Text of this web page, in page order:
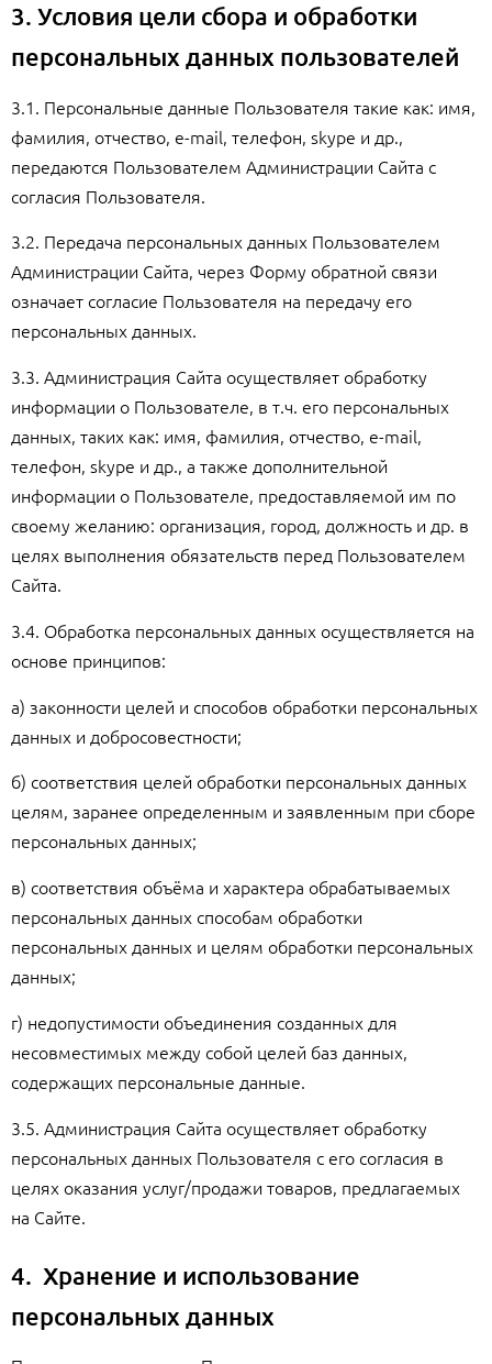
3. Условия цели сбора и обработки
персональных данных пользователей
3.1. Персональные данные Пользователя такие как: имя,
фамилия, отчество, e-mail, телефон, skype и др.,
передаются Пользователем Администрации Сайта с
согласия Пользователя.
3.2. Передача персональных данных Пользователем
Администрации Сайта, через Форму обратной связи
означает согласие Пользователя на передачу его
персональных данных.
3.3. Администрация Сайта осуществляет обработку
информации о Пользователе, в т.ч. его персональных
данных, таких как: имя, фамилия, отчество, e-mail,
телефон, skype и др., а также дополнительной
информации о Пользователе, предоставляемой им по
своему желанию: организация, город, должность и др. в
целях выполнения обязательств перед Пользователем
Сайта.
3.4. Обработка персональных данных осуществляется на
основе принципов:
а) законности целей и способов обработки персональных
данных и добросовестности;
б) соответствия целей обработки персональных данных
целям, заранее определенным и заявленным при сборе
персональных данных;
в) соответствия объёма и характера обрабатываемых
персональных данных способам обработки
персональных данных и целям обработки персональных
данных;
г) недопустимости объединения созданных для
несовместимых между собой целей баз данных,
содержащих персональные данные.
3.5. Администрация Сайта осуществляет обработку
персональных данных Пользователя с его согласия в
целях оказания услуг/продажи товаров, предлагаемых
на Сайте.
4. Хранение и использование
персональных данных